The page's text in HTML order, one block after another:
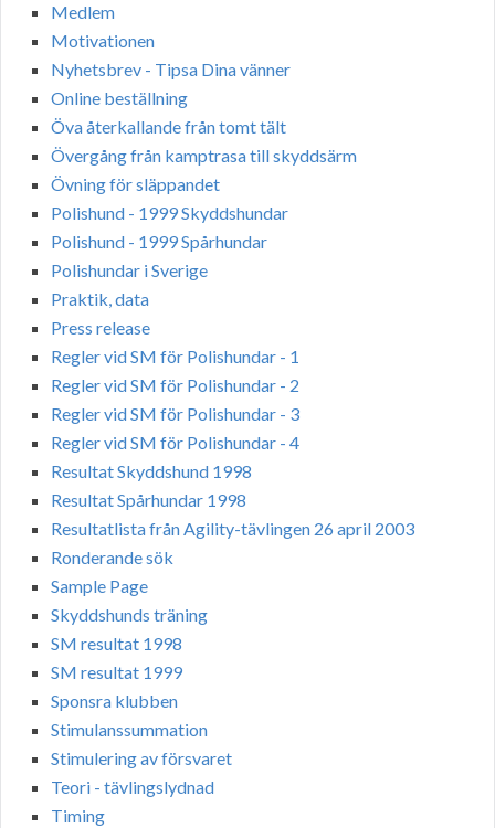
Medlem
Motivationen
Nyhetsbrev - Tipsa Dina vänner
Online beställning
Öva återkallande från tomt tält
Övergång från kamptrasa till skyddsärm
Övning för släppandet
Polishund - 1999 Skyddshundar
Polishund - 1999 Spårhundar
Polishundar i Sverige
Praktik, data
Press release
Regler vid SM för Polishundar - 1
Regler vid SM för Polishundar - 2
Regler vid SM för Polishundar - 3
Regler vid SM för Polishundar - 4
Resultat Skyddshund 1998
Resultat Spårhundar 1998
Resultatlista från Agility-tävlingen 26 april 2003
Ronderande sök
Sample Page
Skyddshunds träning
SM resultat 1998
SM resultat 1999
Sponsra klubben
Stimulanssummation
Stimulering av försvaret
Teori - tävlingslydnad
Timing